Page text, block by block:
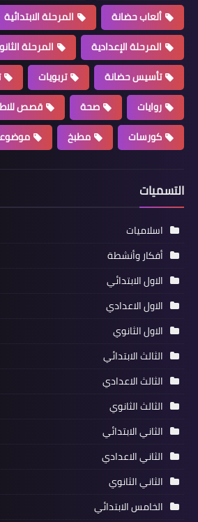
ألعاب حضانة
المرحلة الابتدائية
المرحلة الإعدادية
المرحلة
تأسيس حضانة
تربويات
روايات
صحة
قصص
كورسات
مطبخ
التسميات
اسلاميات
أفكار وأنشطة
الاول الابتدائي
الاول الاعدادي
الاول الثانوي
الثالث الابتدائي
الثالث الاعدادي
الثالث الثانوي
الثاني الابتدائي
الثاني الاعدادي
الثاني الثانوي
الخامس الابتدائي